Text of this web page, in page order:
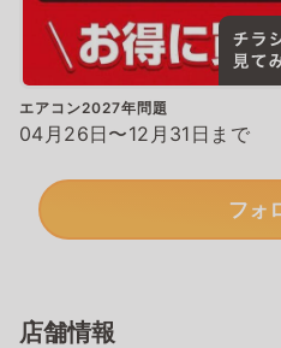
エアコン2027年問題
04月26日〜12月31日まで
フォ
店舗情報